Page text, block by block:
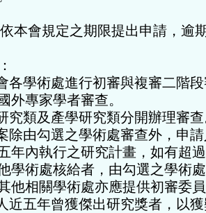
本會規定之期限提出申請，逾
各學術處進行初審與複審二階
外專家學者審查。
究類及產學研究類分開辦理審
除由勾選之學術處審查外，申
年內執行之研究計畫，如有超
學術處核給者， 由勾選之學術
他相關學術處亦應提供初審委
近五年曾獲傑出研究獎者，以